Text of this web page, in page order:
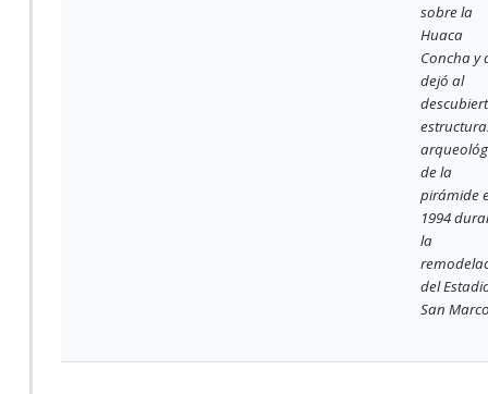
sobre la
Huaca
Concha y
dejó al
de la
pirámide
1994
la
del
San